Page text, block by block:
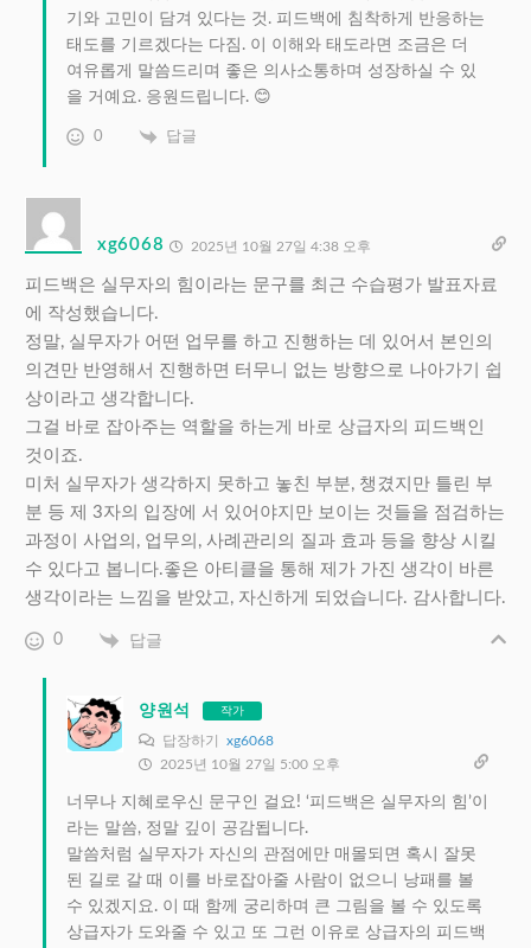
기와 고민이 담겨 있다는 것. 피드백에 침착하게 반응하는
태도를 기르겠다는 다짐. 이 이해와 태도라면 조금은 더
여유롭게 말씀드리며 좋은 의사소통하며 성장하실 수 있
을 거예요. 응원드립니다. 😊
0 답글
xg6068 2025년 10월 27일 4:38 오후
피드백은 실무자의 힘이라는 문구를 최근 수습평가 발표자료
에 작성했습니다.
정말, 실무자가 어떤 업무를 하고 진행하는 데 있어서 본인의
의견만 반영해서 진행하면 터무니 없는 방향으로 나아가기 쉽
상이라고 생각합니다.
그걸 바로 잡아주는 역할을 하는게 바로 상급자의 피드백인
것이죠.
미처 실무자가 생각하지 못하고 놓친 부분, 챙겼지만 틀린 부
분 등 제 3자의 입장에 서 있어야지만 보이는 것들을 점검하는
과정이 사업의, 업무의, 사례관리의 질과 효과 등을 향상 시킬
수 있다고 봅니다.좋은 아티클을 통해 제가 가진 생각이 바른
생각이라는 느낌을 받았고, 자신하게 되었습니다. 감사합니다.
0 답글
양원석 작가
답장하기 xg6068
2025년 10월 27일 5:00 오후
너무나 지혜로우신 문구인 걸요! ‘피드백은 실무자의 힘’이
라는 말씀, 정말 깊이 공감됩니다.
말씀처럼 실무자가 자신의 관점에만 매몰되면 혹시 잘못
된 길로 갈 때 이를 바로잡아줄 사람이 없으니 낭패를 볼
수 있겠지요. 이 때 함께 궁리하며 큰 그림을 볼 수 있도록
상급자가 도와줄 수 있고 또 그런 이유로 상급자의 피드백